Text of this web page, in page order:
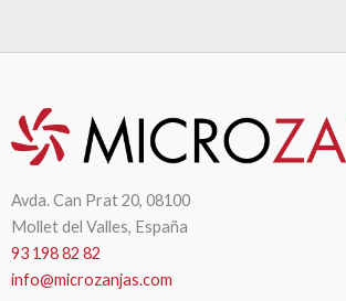
Avda. Can Prat 20, 08100
Mollet del Valles, España
93 198 82 82
info@microzanjas.com